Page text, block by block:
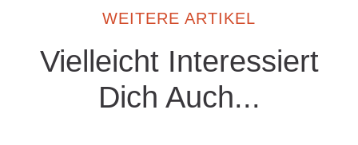
WEITERE ARTIKEL
Vielleicht Interessiert
Dich Auch...